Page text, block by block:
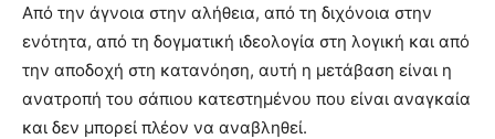
Από την άγνοια στην αλήθεια, από τη διχόνοια στην
ενότητα, από τη δογματική ιδεολογία στη λογική και από
την αποδοχή στη κατανόηση, αυτή η μετάβαση είναι η
ανατροπή του σάπιου κατεστημένου που είναι αναγκαία
και δεν μπορεί πλέον να αναβληθεί.